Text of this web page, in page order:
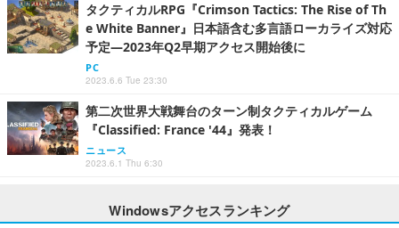
タクティカルRPG『Crimson Tactics: The Rise of Th
e White Banner』日本語含む多言語ローカライズ対応
予定―2023年Q2早期アクセス開始後に
PC
2023.6.6 Tue 23:30
第二次世界大戦舞台のターン制タクティカルゲーム
『Classified: France '44』発表！
ニュース
2023.6.1 Thu 6:30
Windowsアクセスランキング